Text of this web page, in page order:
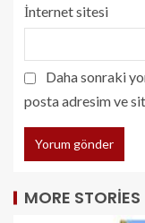
İnternet sitesi
Daha sonraki
posta adresim ve
MORE STORIES